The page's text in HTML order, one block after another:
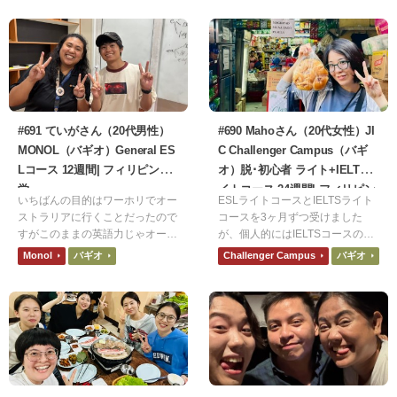
イントでした。
#691 ていがさん（20代男性）
MONOL（バギオ）General ES
Lコース 12週間| フィリピン留
学
いちばんの目的はワーホリでオー
ストラリアに行くことだったので
すがこのままの英語力じゃオース
トラリアで通用しないなと思った
ので2カ国留学の1カ国目として選
どが日本と違うので合う合わない
があると思いますが行くことをお
すすめしたいです。もし行くので
あれば保険は入っていった方がい
いと思います。
Monol バギオ
#690 Mahoさん（20代女性）JI
C Challenger Campus（バギ
オ）脱･初心者 ライト+IELTSラ
イトコース 24週間| フィリピン
ESLライトコースとIELTSライト
コースを3ヶ月ずつ受けました
が、個人的にはIELTSコースのマ
ンツーマンが楽しかったです。E
SLも楽しかったですが、IELTSの
強出来たのが良かったです。
Challenger Campus バギオ